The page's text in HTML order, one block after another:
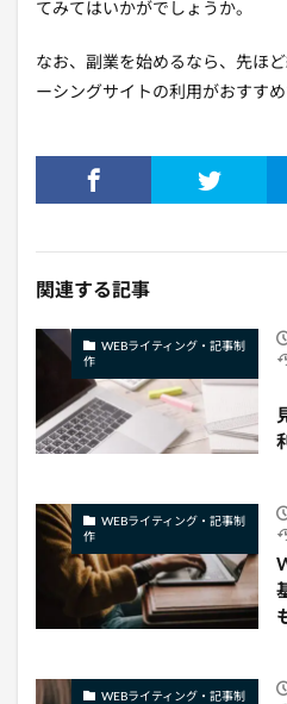
てみてはいかがでしょうか。
なお、副業を始めるなら、先ほ
ーシングサイトの利用がおすすめ
関連する記事
WEBライティング・記事制
作
WEBライティング・記事制
作
WEBライティング・記事制